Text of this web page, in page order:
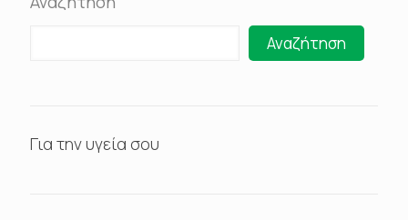
Αναζήτηση
Για την υγεία σου